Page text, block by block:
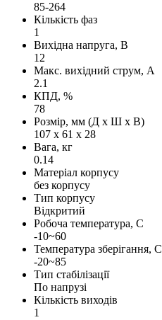
85-264
Кількість фаз
1
Вихідна напруга, В
12
Макс. вихідний струм, А
2.1
КПД, %
78
Розмір, мм (Д х Ш х В)
107 х 61 х 28
Вага, кг
0.14
Матеріал корпусу
без корпусу
Тип корпусу
Відкритий
Робоча температура, С
-10~60
Температура зберігання, С
-20~85
Тип стабілізації
По напрузі
Кількість виходів
1